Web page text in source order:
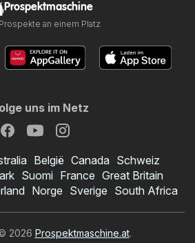
Prospektmaschine
an einem Platz
uns im Netz
België Canada Schweiz
Suomi France Great Britain
Norge Sverige South Africa
2026 Prospektmaschine.at.